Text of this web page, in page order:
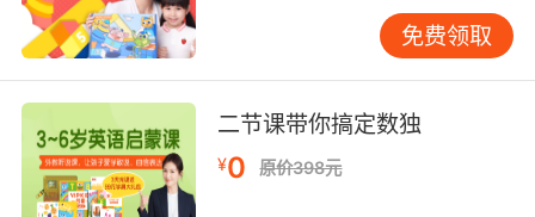
味活动
“鼠小弟爱数学”系列全套9册，每个故事都呈
现了一个基础数学概念，数字大小、顺序、空间
免费领取
二节课带你搞定数独
¥0 原价398元